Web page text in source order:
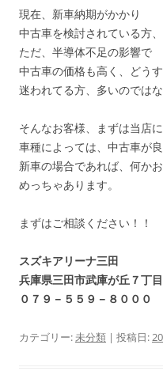
現在、新車納期がかかり
中古車を検討されている方
ただ、半導体不足の影響で
中古車の価格も高く、どう
迷われてる方、多いのでは
そんなお客様、まずは当店
車種によっては、中古車が
新車の場合であれば、何か
めっちゃあります。
まずはご相談ください！！
スズキアリーナ三田
兵庫県三田市武庫が丘７丁
０７９－５５９－８０００
カテゴリー: 未分類 | 投稿日: